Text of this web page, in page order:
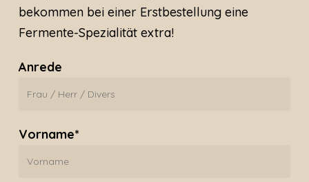
bekommen bei einer Erstbestellung eine
Fermente-Spezialität extra!
Anrede
Vorname*